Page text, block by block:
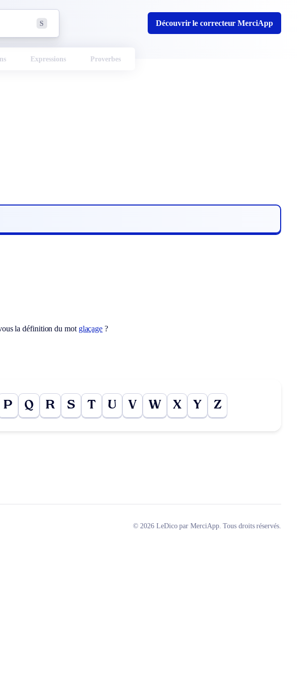
S Découvrir le correcteur MerciApp
Expressions Proverbes
la définition du mot glaçage ?
P Q R S T U V W X Y Z
© 2026 LeDico par MerciApp. Tous droits réservés.